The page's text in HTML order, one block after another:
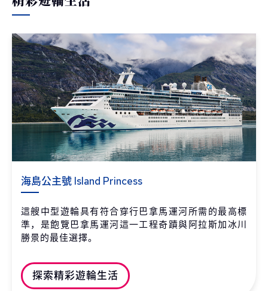
海島公主號 Island Princess
這艘中型遊輪具有符合穿行巴拿馬運河所需的最高標
準，是飽覽巴拿馬運河這一工程奇蹟與阿拉斯加冰川
勝景的最佳選擇。
探索精彩遊輪生活